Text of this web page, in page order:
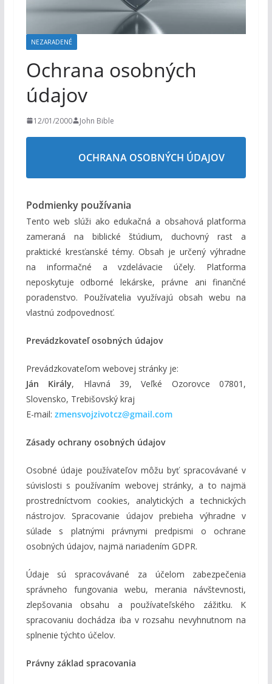
m
NEZARADENÉ
Ochrana osobných
údajov
12/01/2000 John Bible
OCHRANA OSOBNÝCH ÚDAJOV
Podmienky používania
Tento web slúži ako edukačná a obsahová platforma
zameraná na biblické štúdium, duchovný rast a
praktické kresťanské témy. Obsah je určený výhradne
na informačné a vzdelávacie účely. Platforma
neposkytuje odborné lekárske, právne ani finančné
poradenstvo. Používatelia využívajú obsah webu na
vlastnú zodpovednosť.
Prevádzkovateľ osobných údajov
Prevádzkovateľom webovej stránky je:
Ján Király, Hlavná 39, Veľké Ozorovce 07801,
Slovensko, Trebišovský kraj
E-mail: zmensvojzivotcz@gmail.com
Zásady ochrany osobných údajov
Osobné údaje používateľov môžu byť spracovávané v
súvislosti s používaním webovej stránky, a to najmä
prostredníctvom cookies, analytických a technických
nástrojov. Spracovanie údajov prebieha výhradne v
súlade s platnými právnymi predpismi o ochrane
osobných údajov, najmä nariadením GDPR.
Údaje sú spracovávané za účelom zabezpečenia
správneho fungovania webu, merania návštevnosti,
zlepšovania obsahu a používateľského zážitku. K
spracovaniu dochádza iba v rozsahu nevyhnutnom na
splnenie týchto účelov.
Právny základ spracovania